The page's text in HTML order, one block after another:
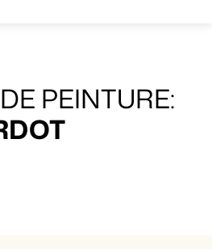
DE PEINTURE: